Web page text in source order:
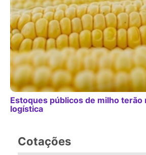
Estoques públicos de milho terão
logística
Cotações